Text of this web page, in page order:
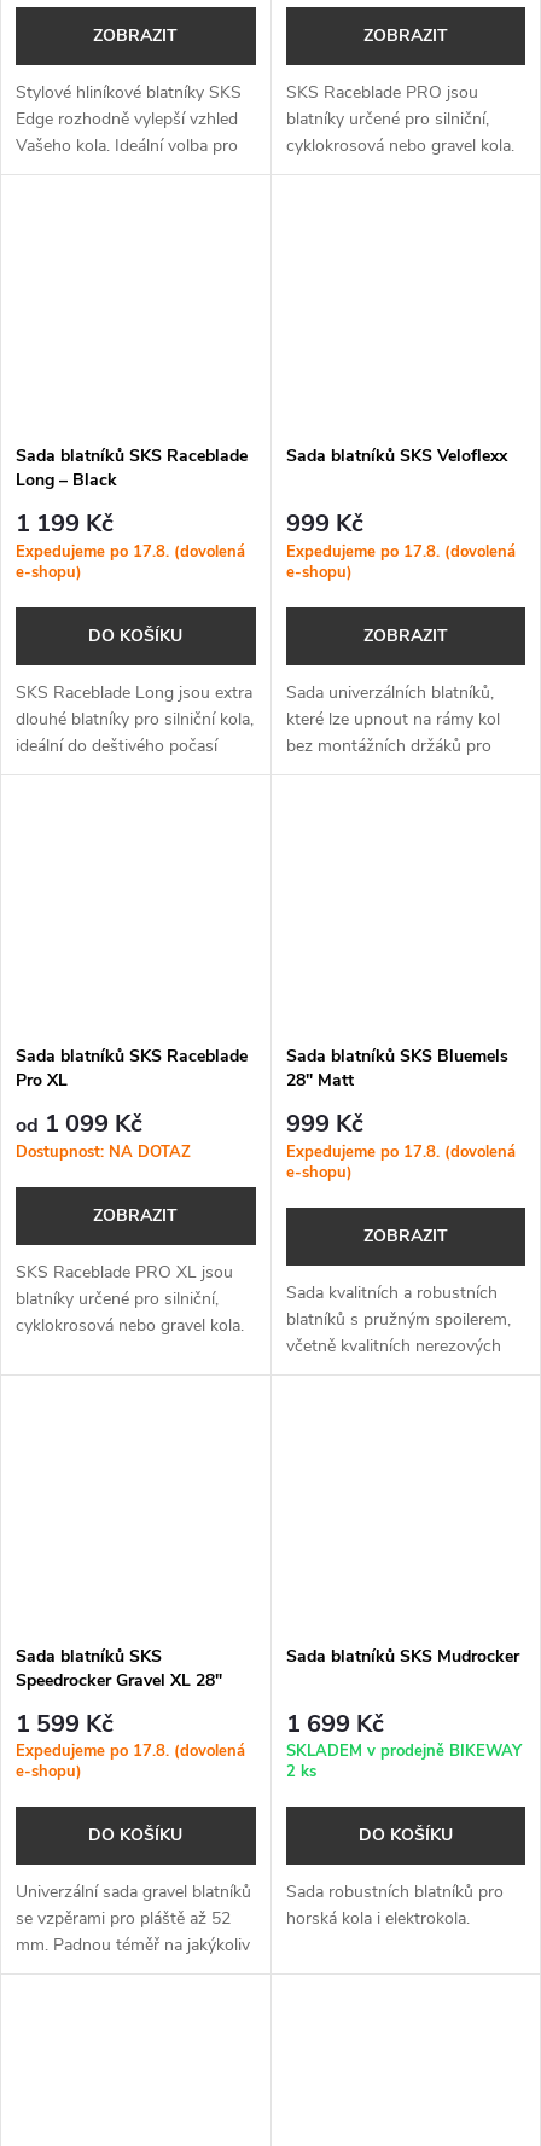
ZOBRAZIT
Stylové hliníkové blatníky SKS
Edge rozhodně vylepší vzhled
Vašeho kola. Ideální volba pro
crossová a trekingová kola.
ZOBRAZIT
SKS Raceblade PRO jsou
blatníky určené pro silniční,
cyklokrosová nebo gravel kola.
Sada blatníků SKS Raceblade
Long – Black
1 199 Kč
Expedujeme po 17.8. (dovolená
e-shopu)
DO KOŠÍKU
SKS Raceblade Long jsou extra
dlouhé blatníky pro silniční kola,
ideální do deštivého počasí
nebo na zimní tréninky. Tato
Sada blatníků SKS Veloflexx
999 Kč
Expedujeme po 17.8. (dovolená
e-shopu)
ZOBRAZIT
Sada univerzálních blatníků,
které lze upnout na rámy kol
bez montážních držáků pro
blatníky. Dostupné v několika
Sada blatníků SKS Raceblade
Pro XL
od 1 099 Kč
Dostupnost: NA DOTAZ
ZOBRAZIT
SKS Raceblade PRO XL jsou
blatníky určené pro silniční,
cyklokrosová nebo gravel kola.
rozměru 700x25-32C.
Sada blatníků SKS Bluemels
28" Matt
999 Kč
Expedujeme po 17.8. (dovolená
e-shopu)
ZOBRAZIT
Sada kvalitních a robustních
blatníků s pružným spoilerem,
včetně kvalitních nerezových
vzpěr pro silniční, gravel,
Sada blatníků SKS
Speedrocker Gravel XL 28"
1 599 Kč
Expedujeme po 17.8. (dovolená
e-shopu)
DO KOŠÍKU
Univerzální sada gravel blatníků
se vzpěrami pro pláště až 52
mm. Padnou téměř na jakýkoliv
rám.
Sada blatníků SKS Mudrocker
1 699 Kč
SKLADEM v prodejně BIKEWAY
2 ks
DO KOŠÍKU
Sada robustních blatníků pro
horská kola i elektrokola.